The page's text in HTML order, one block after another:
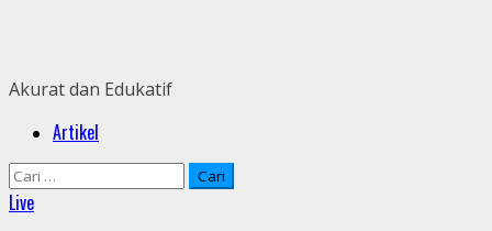
Akurat dan Edukatif
PrimaryArtikel
Cari
untuk:
Live